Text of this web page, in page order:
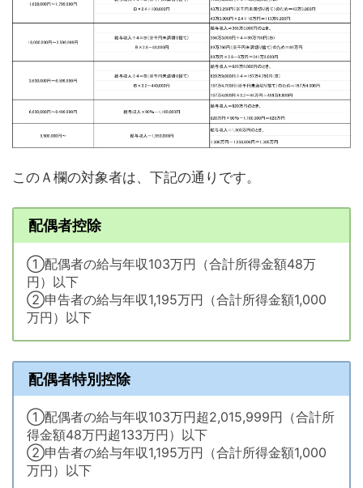
このＡ欄の対象者は、下記の通りです。
配偶者控除
①配偶者の給与年収103万円（合計所得金額48万
円）以下
②申告者の給与年収1,195万円（合計所得金額1,000
万円）以下
配偶者特別控除
①配偶者の給与年収103万円超2,015,999円（合計所
得金額48万円超133万円）以下
②申告者の給与年収1,195万円（合計所得金額1,000
万円）以下